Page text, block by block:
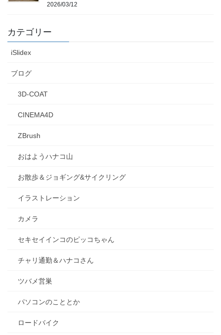
2026/03/12
カテゴリー
iSlidex
ブログ
3D-COAT
CINEMA4D
ZBrush
おはようハナコ山
お散歩＆ジョギング&サイクリング
イラストレーション
カメラ
セキセイインコのピッコちゃん
チャリ通勤＆ハナコさん
ツバメ営巣
パソコンのこととか
ロードバイク